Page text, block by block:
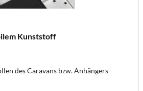
Kunststoff
des Caravans bzw. Anhängers